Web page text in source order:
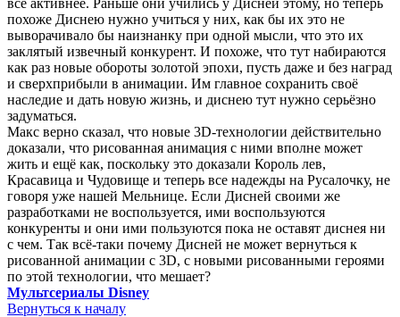
похоже Диснею нужно учиться у них, как бы их это не
выворачивало бы наизнанку при одной мысли, что это их
заклятый извечный конкурент. И похоже, что тут набираются
как раз новые обороты золотой эпохи, пусть даже и без наград
и сверхприбыли в анимации. Им главное сохранить своё
наследие и дать новую жизнь, и диснею тут нужно серьёзно
задуматься.
Макс верно сказал, что новые 3D-технологии действительно
доказали, что рисованная анимация с ними вполне может
жить и ещё как, поскольку это доказали Король лев,
Красавица и Чудовище и теперь все надежды на Русалочку, не
говоря уже нашей Мельнице. Если Дисней своими же
разработками не воспользуется, ими воспользуются
конкуренты и они ими пользуются пока не оставят диснея ни
с чем. Так всё-таки почему Дисней не может вернуться к
рисованной анимации с 3D, с новыми рисованными героями
по этой технологии, что мешает?
Мультсериалы Disney
Вернуться к началу